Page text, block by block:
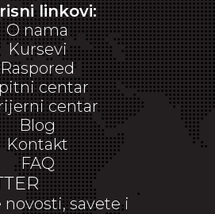
linkovi:
O nama
Kursevi
Raspored
centar
centar
Blog
Kontakt
FAQ
novosti, savete i